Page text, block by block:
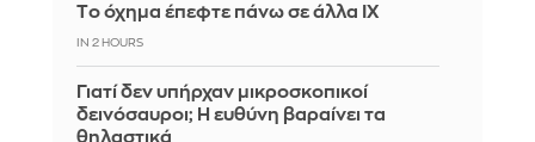
Tο όχημα έπεφτε πάνω σε άλλα ΙΧ
IN 2 HOURS
Γιατί δεν υπήρχαν μικροσκοπικοί
δεινόσαυροι; Η ευθύνη βαραίνει τα
θηλαστικά